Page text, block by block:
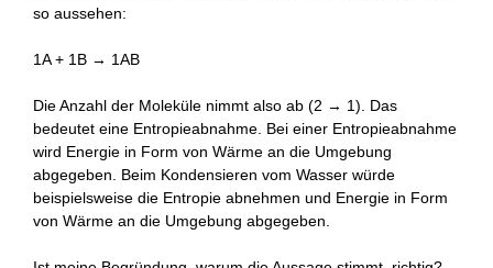
so aussehen:
1A + 1B → 1AB
Die Anzahl der Moleküle nimmt also ab (2 → 1). Das
bedeutet eine Entropieabnahme. Bei einer Entropieabnahme
wird Energie in Form von Wärme an die Umgebung
abgegeben. Beim Kondensieren vom Wasser würde
beispielsweise die Entropie abnehmen und Energie in Form
von Wärme an die Umgebung abgegeben.